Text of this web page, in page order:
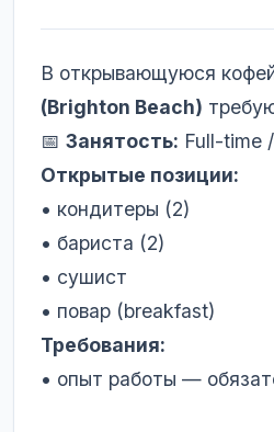
В открывающуюся
(Brighton Beach)
📅 Занятость: Full-time
Открытые позиции:
• кондитеры (2)
• бариста (2)
• сушист
• повар (breakfast)
Требования:
• опыт работы —